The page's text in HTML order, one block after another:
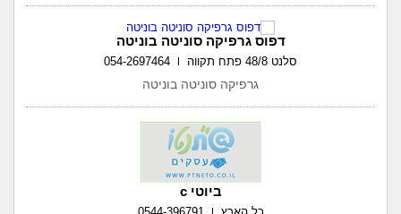
דפוס גרפיקה סוניטה בוניטה
סלנט 48/8 פתח תקווה 054-2697464
גרפיקה סוניטה בוניטה
ביוטי c